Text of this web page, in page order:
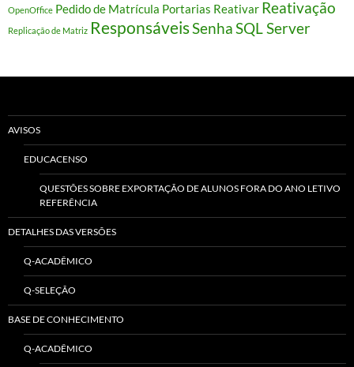
OpenOffice Pedido de Matrícula Portarias Reativar Reativação
Replicação de Matriz ResponsáveisSenhaSQL Server
AVISOS
EDUCACENSO
QUESTÕES SOBRE EXPORTAÇÃO DE ALUNOS FORA DO ANO LETIVO
REFERÊNCIA
DETALHES DAS VERSÕES
Q-ACADÊMICO
Q-SELEÇÃO
BASE DE CONHECIMENTO
Q-ACADÊMICO